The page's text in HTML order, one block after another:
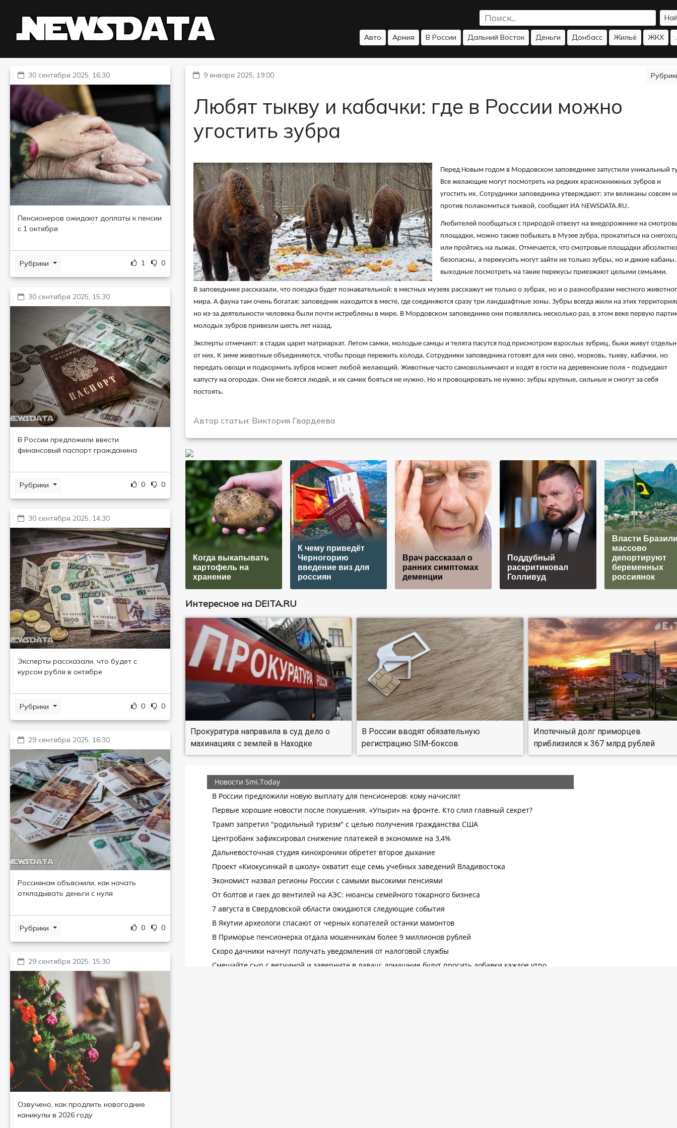
Авто Армия В России Дальний Восток Деньги Донбасс Жильё ЖКХ
30 сентября 2025, 16:30
Пенсионеров ожидают доплаты к пенсии
с 1 октября
Рубрики 1 0
30 сентября 2025, 15:30
В России предложили ввести
финансовый паспорт гражданина
Рубрики 0 0
30 сентября 2025, 14:30
Эксперты рассказали, что будет с
курсом рубля в октябре
Рубрики 0 0
29 сентября 2025, 16:30
Россиянам объяснили, как начать
откладывать деньги с нуля
Рубрики 0 0
29 сентября 2025, 15:30
Озвучено, как продлить новогодние
каникулы в 2026 году
9 января 2025, 19:00
Любят тыкву и кабачки: где в России можно
угостить зубра
Перед Новым годом в Мордовском заповеднике запустили уникальный
Все желающие могут посмотреть на редких краснокнижных зубров и
угостить их. Сотрудники заповедника утверждают: эти великаны совсем
против полакомиться тыквой, сообщает ИА NEWSDATA.RU.
Любителей пообщаться с природой отвезут на внедорожнике на
площадки, можно также побывать в Музее зубра, прокатиться на
или пройтись на лыжах. Отмечается, что смотровые площадки абсолютно
безопасны, а перекусить могут зайти не только зубры, но и дикие
выходные посмотреть на такие перекусы приезжают целыми семьями.
В заповеднике рассказали, что поездка будет познавательной: в местных музеях расскажут не только о зубрах, но и о разнообразии местного
мира. А фауна там очень богатая: заповедник находится в месте, где соединяются сразу три ландшафтные зоны. Зубры всегда жили на этих
но из-за деятельности человека были почти истреблены в мире. В Мордовском заповеднике они появлялись несколько раз, в этом веке первую
молодых зубров привезли шесть лет назад.
Эксперты отмечают: в стадах царит матриархат. Летом самки, молодые самцы и телята пасутся под присмотром взрослых зубриц, быки живут
от них. К зиме животные объединяются, чтобы проще пережить холода. Сотрудники заповедника готовят для них сено, морковь, тыкву, кабачки, но
передать овощи и подкормить зубров может любой желающий. Животные часто самовольничают и ходят в гости на деревенские поля – подъедают
капусту на огородах. Они не боятся людей, и их самих бояться не нужно. Но и провоцировать не нужно: зубры крупные, сильные и смогут за себя
постоять.
Автор статьи: Виктория Гвардеева
Когда выкапывать
картофель на
хранение
К чему приведёт
Черногорию
введение виз для
россиян
Врач рассказал о
ранних симптомах
деменции
Поддубный
раскритиковал
Голливуд
Власти
массово
депортируют
беременных
россиянок
Интересное на DEITA.RU
Прокуратура направила в суд дело о
махинациях с землей в Находке
В России вводят обязательную
регистрацию SIM-боксов
Ипотечный долг приморцев
приблизился к 367 млрд рублей